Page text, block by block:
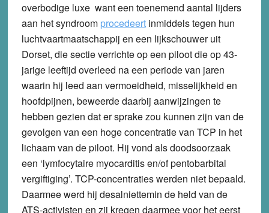
overbodige luxe want een toenemend aantal lijders
aan het syndroom procedeertinmiddels tegen hun
luchtvaartmaatschappij en een lijkschouwer uit
Dorset, die sectie verrichte op een piloot die op 43-
jarige leeftijd overleed na een periode van jaren
waarin hij leed aan vermoeidheid, misselijkheid en
hoofdpijnen, beweerde daarbij aanwijzingen te
hebben gezien dat er sprake zou kunnen zijn van de
gevolgen van een hoge concentratie van TCP in het
lichaam van de piloot. Hij vond als doodsoorzaak
een ‘lymfocytaire myocarditis en/of pentobarbital
vergiftiging’. TCP-concentraties werden niet bepaald.
Daarmee werd hij desalniettemin de held van de
ATS-activisten en zij kregen daarmee voor het eerst